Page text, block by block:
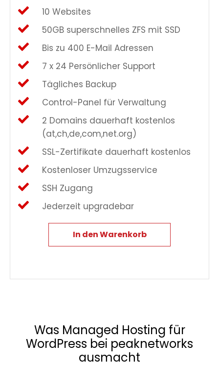
10 Websites
50GB superschnelles ZFS mit SSD
Bis zu 400 E-Mail Adressen
7 x 24 Persönlicher Support
Tägliches Backup
Control-Panel für Verwaltung
2 Domains dauerhaft kostenlos
(at,ch,de,com,net.org)
SSL-Zertifikate dauerhaft kostenlos
Kostenloser Umzugsservice
SSH Zugang
Jederzeit upgradebar
In den Warenkorb
Was Managed Hosting für
WordPress bei peaknetworks
ausmacht